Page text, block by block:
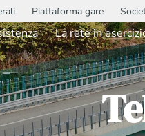
Piattaforma gare
La rete in